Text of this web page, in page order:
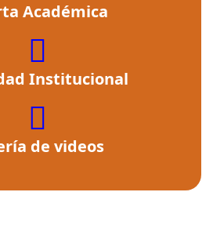
cross
Académica
user-
Institucional
video
de videos